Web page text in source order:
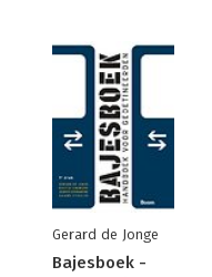
Gerard de Jonge
Bajesboek -